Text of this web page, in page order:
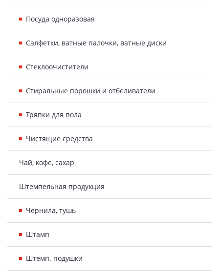
Посуда одноразовая
Салфетки, ватные палочки, ватные диски
Стеклоочистители
Стиральные порошки и отбеливатели
Тряпки для пола
Чистящие средства
Чай, кофе, сахар
Штемпельная продукция
Чернила, тушь
Штамп
Штемп. подушки